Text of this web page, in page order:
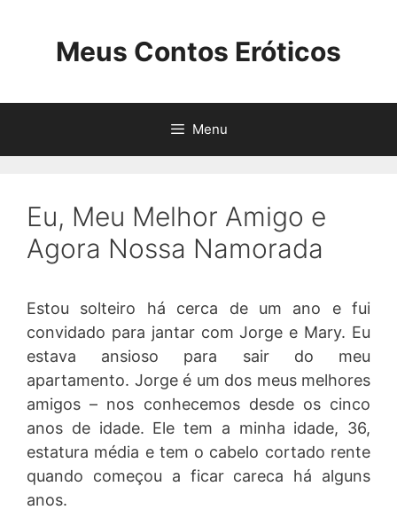
Meus Contos Eróticos
Menu
Eu, Meu Melhor Amigo e
Agora Nossa Namorada
Estou solteiro há cerca de um ano e fui
convidado para jantar com Jorge e Mary. Eu
estava ansioso para sair do meu
apartamento. Jorge é um dos meus melhores
amigos – nos conhecemos desde os cinco
anos de idade. Ele tem a minha idade, 36,
estatura média e tem o cabelo cortado rente
quando começou a ficar careca há alguns
anos.